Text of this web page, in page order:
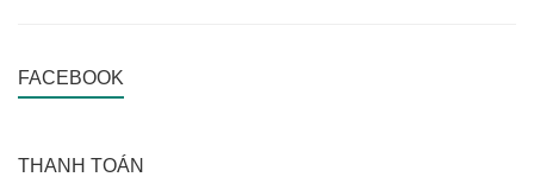
FACEBOOK
THANH TOÁN